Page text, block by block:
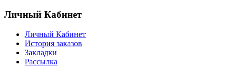
Личный Кабинет
Личный Кабинет
История заказов
Закладки
Рассылка